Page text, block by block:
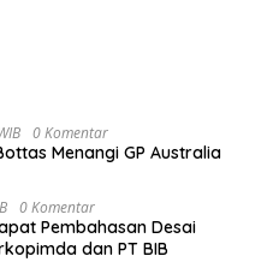
0 Komentar
Menangi GP Australia
0 Komentar
Pembahasan Desai
dan PT BIB